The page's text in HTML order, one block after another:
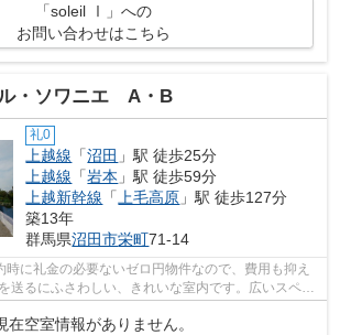
「soleil Ⅰ」への
お問い合わせはこちら
・ソワニエ A・B
礼0
上越線 「沼田 」駅 徒歩25分
上越線 「岩本 」駅 徒歩59分
上越新幹線 「上毛高原 」駅 徒歩127分
築13年
群馬県沼田市栄町71-14
時に礼金の必要ないゼロ円物件なので、費用も抑え
送るにふさわしい、きれいな室内です。広いスペー
在空室情報がありません。